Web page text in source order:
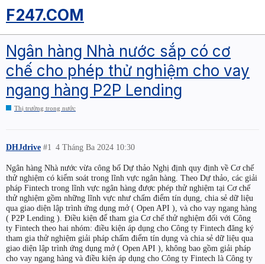
F247.COM
Ngân hàng Nhà nước sắp có cơ
chế cho phép thử nghiệm cho vay
ngang hàng P2P Lending
Thị trường trong nước
DHJdrive 4 Tháng Ba 2024 10:30
#1
Ngân hàng Nhà nước vừa công bố Dự thảo Nghị định quy định về Cơ chế
thử nghiệm có kiểm soát trong lĩnh vực ngân hàng. Theo Dự thảo, các giải
pháp Fintech trong lĩnh vực ngân hàng được phép thử nghiệm tại Cơ chế
thử nghiệm gồm những lĩnh vực như chấm điểm tín dụng, chia sẻ dữ liệu
qua giao diện lập trình ứng dụng mở ( Open API ), và cho vay ngang hàng
( P2P Lending ). Điều kiện để tham gia Cơ chế thử nghiệm đối với Công
ty Fintech theo hai nhóm: điều kiện áp dụng cho Công ty Fintech đăng ký
tham gia thử nghiệm giải pháp chấm điểm tín dụng và chia sẻ dữ liệu qua
giao diện lập trình ứng dụng mở ( Open API ), không bao gồm giải pháp
cho vay ngang hàng và điều kiện áp dụng cho Công ty Fintech là Công ty